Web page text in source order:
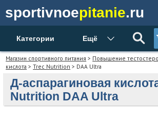
sportivnoepitanie.ru
Категории Ещё
Магазин спортивного питания > Повышение
кислота >Trec Nutrition > DAA Ultra
Д-аспарагиновая
Nutrition DAA Ultra